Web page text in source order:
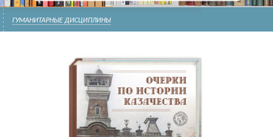
ГУМАНИТАРНЫЕ ДИСЦИПЛИНЫ